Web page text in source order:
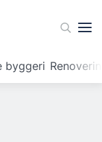
byggeri